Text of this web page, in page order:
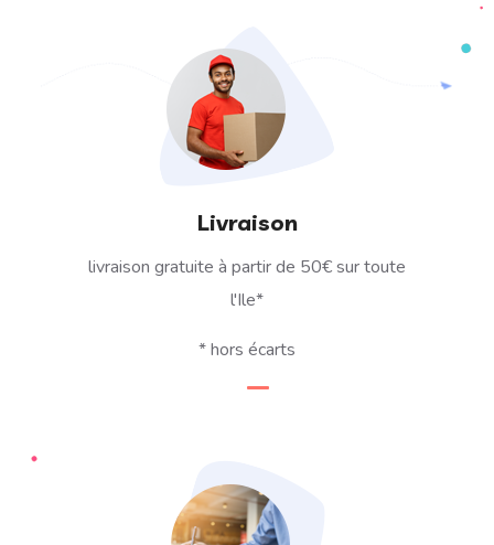
Livraison
livraison gratuite à partir de 50€ sur toute
l'Ile*
*hors écarts